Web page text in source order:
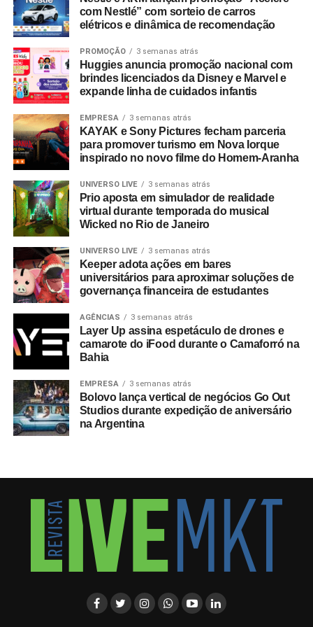
com Nestlé” com sorteio de carros
elétricos e dinâmica de recomendação
PROMOÇÃO 3 semanas atrás
Huggies anuncia promoção nacional com
brindes licenciados da Disney e Marvel e
expande linha de cuidados infantis
EMPRESA 3 semanas atrás
KAYAK e Sony Pictures fecham parceria
para promover turismo em Nova Iorque
inspirado no novo filme do Homem-Aranha
UNIVERSO LIVE 3 semanas atrás
Prio aposta em simulador de realidade
virtual durante temporada do musical
Wicked no Rio de Janeiro
UNIVERSO LIVE 3 semanas atrás
Keeper adota ações em bares
universitários para aproximar soluções de
governança financeira de estudantes
AGÊNCIAS 3 semanas atrás
Layer Up assina espetáculo de drones e
camarote do iFood durante o Camaforró na
Bahia
EMPRESA 3 semanas atrás
Bolovo lança vertical de negócios Go Out
Studios durante expedição de aniversário
na Argentina